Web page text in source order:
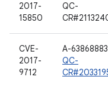
2017-
15850
QC-
CVE-
2017-
9712
A-63868883
QC-